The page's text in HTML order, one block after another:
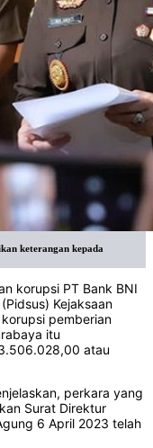
keterangan kepada
korupsi PT Bank BNI
Kejaksaan
pemberian
itu
atau
perkara yang
Surat Direktur
6 April 2023 telah